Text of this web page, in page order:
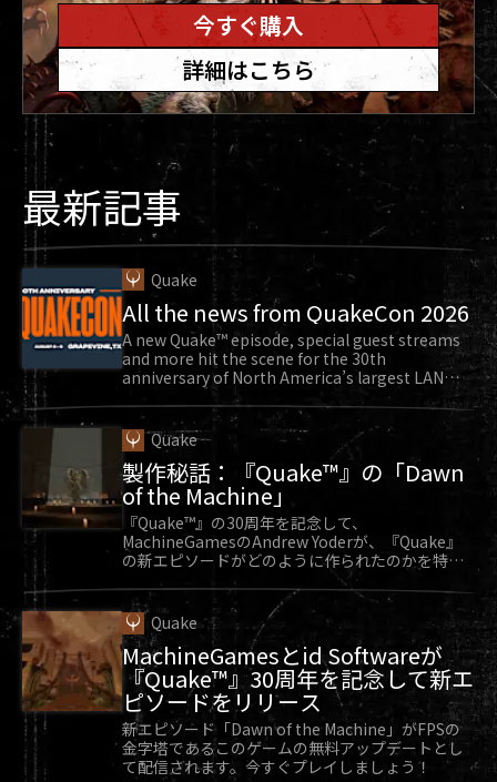
ます。デフォルトは無効です。
高度なコントローラー設定 - コントローラーのス
ムージングと加速を有効/無効にします。最大方向
転換加速度、左スティックのデッドゾーン、右ス
ティックのデッドゾーンを調整します。
マウスのスムージング – マウスのスムージング値
を調整します（オフ、2倍、3倍、4倍）。有効にす
るとマウスの動きが滑らかになりますが、反応が
鈍くなります。デフォルトはオフです。
マウスの視点操作反転 – フリールックを有効化し
ている場合、上下方向の視点操作が逆になりま
す。デフォルトは無効です。
マウスの垂直感度と水平感度 – マウスの水平軸と
垂直軸の感度を個別に調整します。
マウスの操作感度 – 平行移動に割り当てたキーを
押し続け、平行移動しているときのマウス感度を
調整します。デフォルトは50です。
ゲームプレイ
死亡時オートロード – 有効にすると、死亡した際
に制限された装備でマップをリスタートするので
はなく、最新のセーブデータを自動でロードしま
す。
今すぐ購入
詳細はこちら
最新記事
Quake
All the news from QuakeCon 2026
A new Quake™ episode, special guest streams
and more hit the scene for the 30th
anniversary of North America’s largest LAN
Quake
製作秘話：『Quake™』の「Dawn
of the Machine」
『Quake™』の30周年を記念して、
MachineGamesのAndrew Yoderが、『Quake』
の新エピソードがどのように作られたのかを特別
に教えてくれます。
Quake
MachineGamesとid Softwareが
『Quake™』30周年を記念して新エ
ピソードをリリース
新エピソード「Dawn of the Machine」がFPSの
金字塔であるこのゲームの無料アップデートとし
て配信されます。今すぐプレイしましょう！